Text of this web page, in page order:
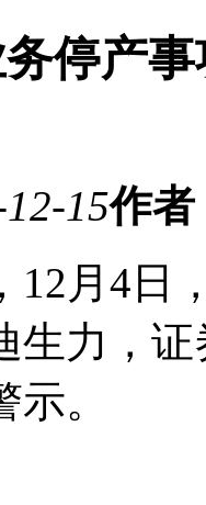
停产
15作者
12月4日
生力，
。